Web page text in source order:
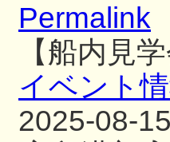
Permalink
【船内見
イベント
2025-08-15